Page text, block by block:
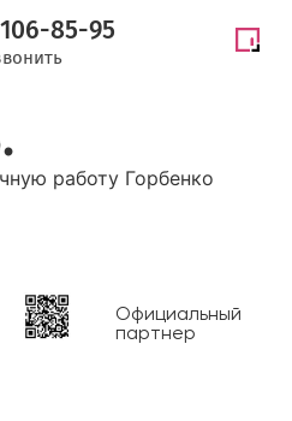
85-95
работу Горбенко
Официальный
партнер